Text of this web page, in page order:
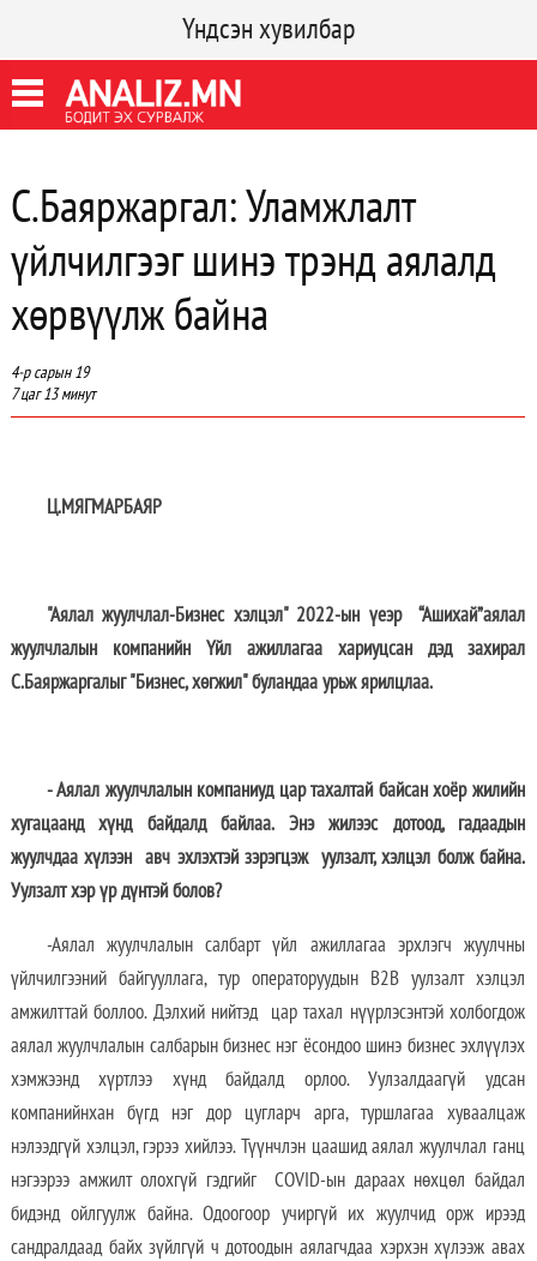
Үндсэн хувилбар
С.Баяржаргал: Уламжлалт
үйлчилгээг шинэ трэнд аялалд
хөрвүүлж байна
4-р сарын 19
7 цаг 13 минут
Ц.МЯГМАРБАЯР
"Аялал жуулчлал-Бизнес хэлцэл" 2022-ын үеэр “Ашихай”аялал
жуулчлалын компанийн Үйл ажиллагаа хариуцсан дэд захирал
С.Баяржаргалыг "Бизнес, хөгжил" буландаа урьж ярилцлаа.
- Аялал жуулчлалын компаниуд цар тахалтай байсан хоёр жилийн
хугацаанд хүнд байдалд байлаа. Энэ жилээс дотоод, гадаадын
жуулчдаа хүлээн авч эхлэхтэй зэрэгцэж уулзалт, хэлцэл болж байна.
Уулзалт хэр үр дүнтэй болов?
-Аялал жуулчлалын салбарт үйл ажиллагаа эрхлэгч жуулчны
үйлчилгээний байгууллага, тур операторуудын B2B уулзалт хэлцэл
амжилттай боллоо. Дэлхий нийтэд цар тахал нүүрлэсэнтэй холбогдож
аялал жуулчлалын салбарын бизнес нэг ёсондоо шинэ бизнес эхлүүлэх
хэмжээнд хүртлээ хүнд байдалд орлоо. Уулзалдаагүй удсан
компанийнхан бүгд нэг дор цугларч арга, туршлагаа хуваалцаж
нэлээдгүй хэлцэл, гэрээ хийлээ. Түүнчлэн цаашид аялал жуулчлал ганц
нэгээрээ амжилт олохгүй гэдгийг COVID-ын дараах нөхцөл байдал
бидэнд ойлгуулж байна. Одоогоор учиргүй их жуулчид орж ирээд
сандралдаад байх зүйлгүй ч дотоодын аялагчдаа хэрхэн хүлээж авах